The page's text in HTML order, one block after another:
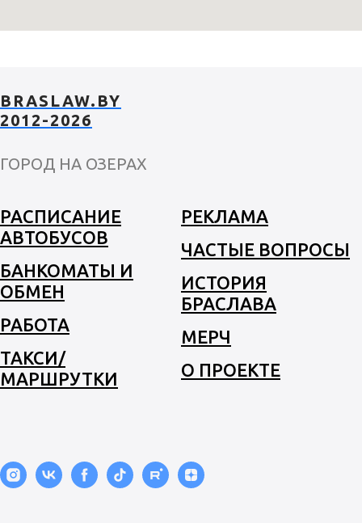
BRASLAW.BY
2012-2026
ГОРОД НА ОЗЕРАХ
РАСПИСАНИЕ
АВТОБУСОВ
БАНКОМАТЫ И
ОБМЕН
РАБОТА
ТАКСИ/
МАРШРУТКИ
РЕКЛАМА
ЧАСТЫЕ ВОПРОСЫ
ИСТОРИЯ
БРАСЛАВА
МЕРЧ
О ПРОЕКТЕ